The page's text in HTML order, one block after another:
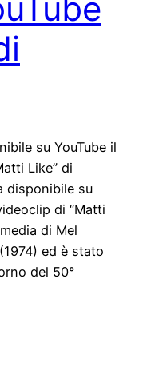
su YouTube il
Like” di
disponibile su
di “Matti
di Mel
ed è stato
del 50°